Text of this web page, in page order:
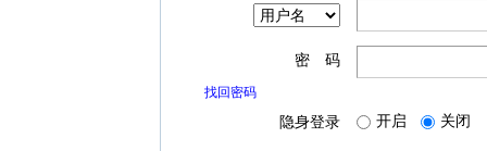
密 码
找回密码
隐身登录 开启 关闭